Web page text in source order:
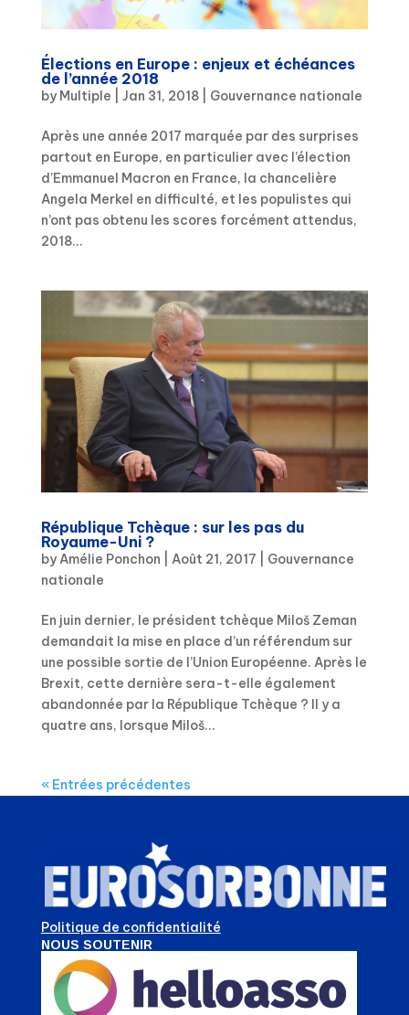
Élections en Europe : enjeux et échéances
de l’année 2018
by Multiple Jan 31, 2018| Gouvernance nationale
Après une année 2017 marquée par des surprises
partout en Europe, en particulier avec l’élection
d’Emmanuel Macron en France, la chancelière
Angela Merkel en difficulté, et les populistes qui
n’ont pas obtenu les scores forcément attendus,
2018...
République Tchèque : sur les pas du
Royaume-Uni ?
byAmélie Ponchon Août 21, 2017
Gouvernance
nationale
En juin dernier, le président tchèque Miloš Zeman
demandait la mise en place d’un référendum sur
une possible sortie de l’Union Européenne. Après le
Brexit, cette dernière sera-t-elle également
abandonnée par la République Tchèque ? Il y a
quatre ans, lorsque Miloš...
« Entrées précédentes
Politique de confidentialité
NOUS SOUTENIR